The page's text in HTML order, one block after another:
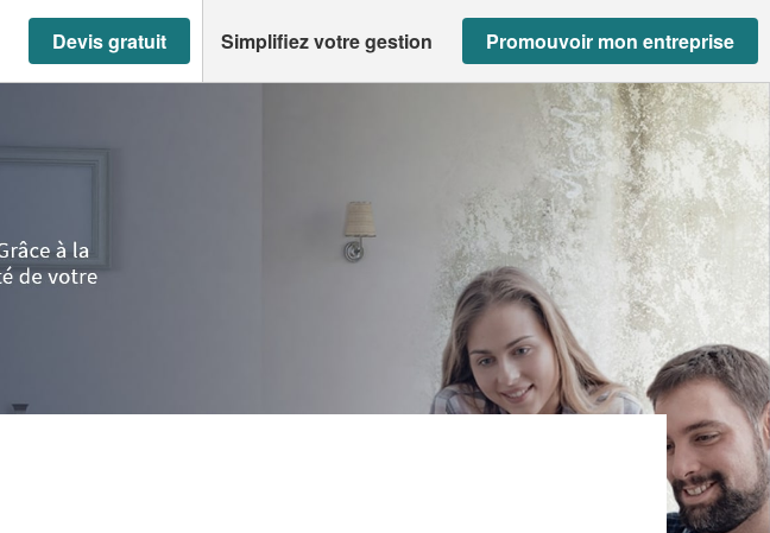
Devis gratuit Simplifiez votre gestion Promouvoir mon entreprise